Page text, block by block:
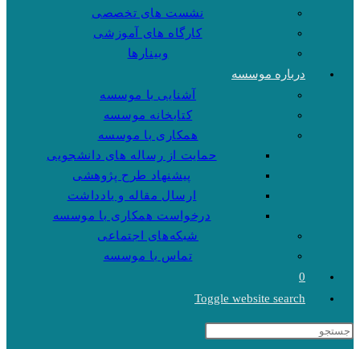
نشست های تخصصی
کارگاه های آموزشی
وبینارها
درباره موسسه
آشنایی با موسسه
کتابخانه موسسه
همکاری با موسسه
حمایت از رساله های دانشجویی
پیشنهاد طرح پژوهشی
ارسال مقاله و یادداشت
درخواست همکاری با موسسه
شبکه‌های اجتماعی
تماس با موسسه
0
Toggle website search